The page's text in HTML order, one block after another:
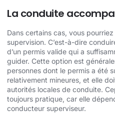
La conduite
Dans certains cas, vous
supervision. C’est-à-dire
d’un permis valide qui a
guider. Cette option est
personnes dont le permis a été
relativement mineures, et elle
autorités locales de conduite.
toujours pratique, car elle
conducteur superviseur.